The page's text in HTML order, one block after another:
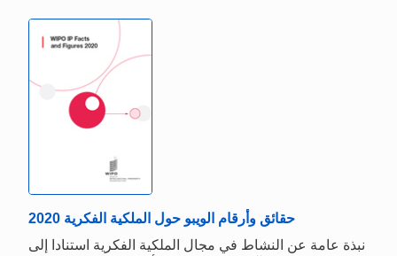
حقائق وأرقام الويبو حول الملكية الفكرية 2020
نبذة عامة عن النشاط في مجال الملكية الفكرية استنادا إلى